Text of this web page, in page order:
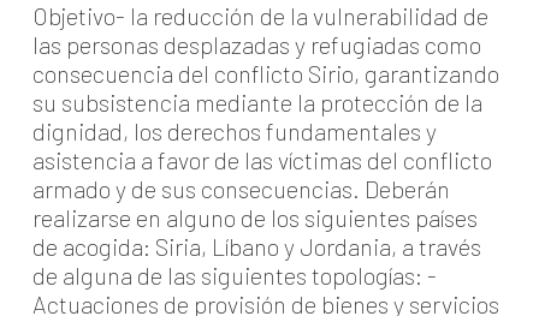
Objetivo- la reducción de la vulnerabilidad de
las personas desplazadas y refugiadas como
consecuencia del conflicto Sirio, garantizando
su subsistencia mediante la protección de la
dignidad, los derechos fundamentales y
asistencia a favor de las víctimas del conflicto
armado y de sus consecuencias. Deberán
realizarse en alguno de los siguientes países
de acogida: Siria, Líbano y Jordania, a través
de alguna de las siguientes topologías: -
Actuaciones de provisión de bienes y servicios